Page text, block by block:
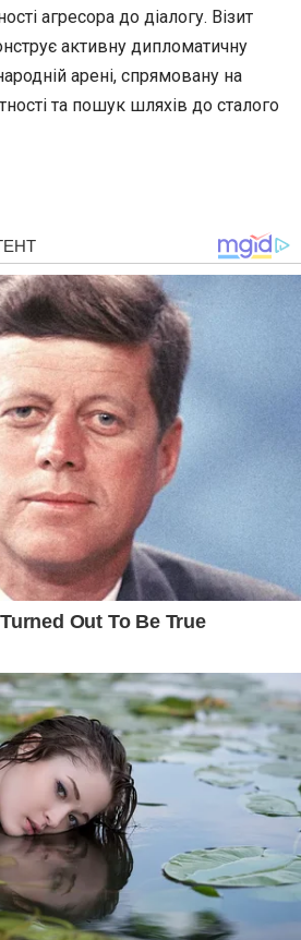
агресора до діалогу. Візит
активну дипломатичну
арені, спрямовану на
та пошук шляхів до сталого